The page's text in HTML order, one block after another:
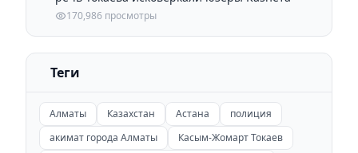
170,986 просмотры
Теги
Алматы Казахстан Астана
полиция
акимат города Алматы
Касым-Жомарт Токаев